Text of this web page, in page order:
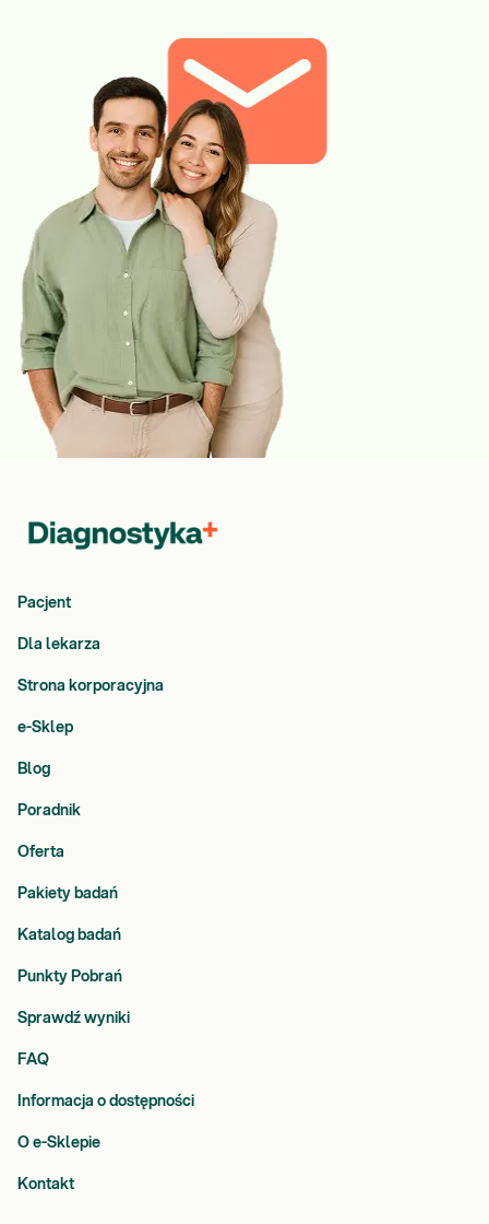
Pacjent
Dla lekarza
Strona korporacyjna
e-Sklep
Blog
Poradnik
Oferta
Pakiety badań
Katalog badań
Punkty Pobrań
Sprawdź wyniki
FAQ
Informacja o dostępności
O e-Sklepie
Kontakt